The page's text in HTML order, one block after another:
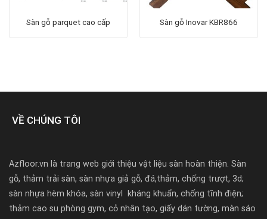
Sàn gỗ parquet cao cấp Sàn gỗ Inovar KBR866
VỀ CHÚNG TÔI
Azfloor.vn là trang web giới thiệu vật liệu sàn hoàn thiện. Sàn
gỗ, thảm trải sàn, sàn nhựa giả gỗ, đá,thảm, chống trượt, 3d;
sàn nhựa hèm khóa, sàn vinyl kháng khuẩn, chống tĩnh điện;
thảm cao su phòng gym, cỏ nhân tạo, giấy dán tường, màn sáo